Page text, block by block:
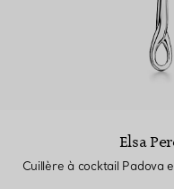
Elsa
Cuillère à cocktail Padova